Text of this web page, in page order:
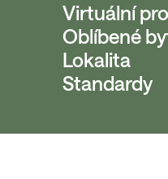
Virtuální
Oblíbené
Lokalita
Standardy